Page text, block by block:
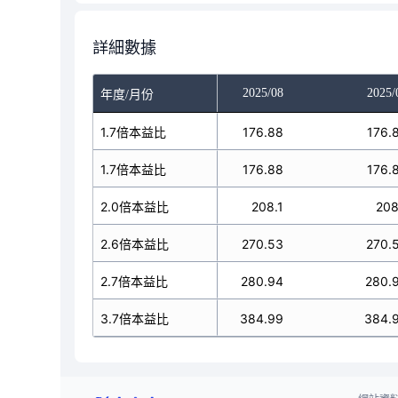
詳細數據
年度/月份
2025/07 2025/08 2025/
1.7倍本益比
1.7倍本益比
2.0倍本益比
2.6倍本益比
2.7倍本益比
3.7倍本益比
176.88 176.88
176.88 176.88
208.1 208.1
270.53 270.53
280.94 280.94
384.99 384.99